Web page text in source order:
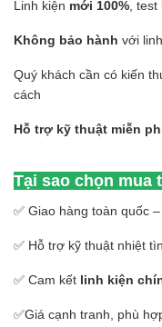
Linh kiện mới 100% ,
Không bảo hành với
Quý khách cần có kiến
cách
Hỗ trợ kỹ thuật miễn
Tại sao chọn mua
✅ Giao hàng toàn quốc
✅ Hỗ trợ kỹ thuật nhiệt
✅ Cam kết linh kiện
✅Giá cạnh tranh, phù